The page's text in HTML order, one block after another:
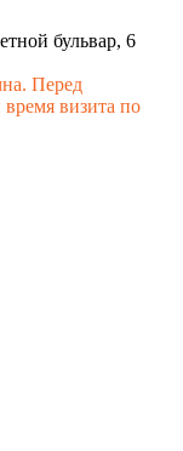
бульвар, 6
Перед
визита по